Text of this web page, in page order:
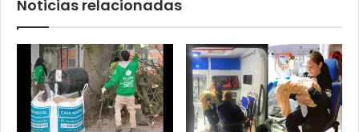
Noticias relacionadas